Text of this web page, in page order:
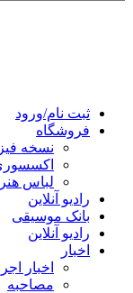
ثبت نام/ورود
فروشگاه
نسخه
لباس
رادیو آنلاین
بانک موسیقی
رادیو آنلاین
اخبار
اخبار
مصاحبه